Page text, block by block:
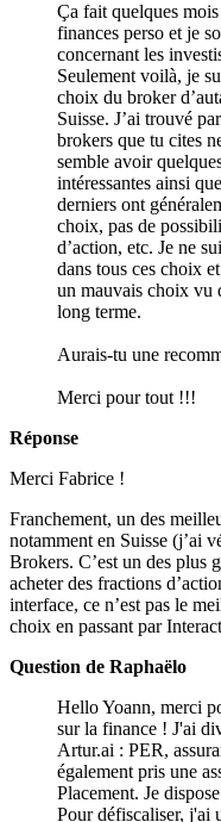
Ça fait quelques
finances perso et je
concernant les
Seulement voilà, je
choix du broker
Suisse. J’ai trouvé
brokers que tu cites
semble avoir
intéressantes ainsi
derniers ont
choix, pas de
d’action, etc. Je ne
dans tous ces choix
un mauvais choix vu
long terme.
Aurais-tu une
Merci pour tout !!!
Réponse
Merci Fabrice !
Franchement, un des
notamment en Suisse (j’ai
Brokers. C’est un des plus
acheter des fractions
interface, ce n’est pas le
choix en passant par
Question de Raphaëlo
Hello Yoann, merci
sur la finance ! J'ai
Artur.ai : PER,
également pris une
Placement. Je
Pour défiscaliser, j'ai